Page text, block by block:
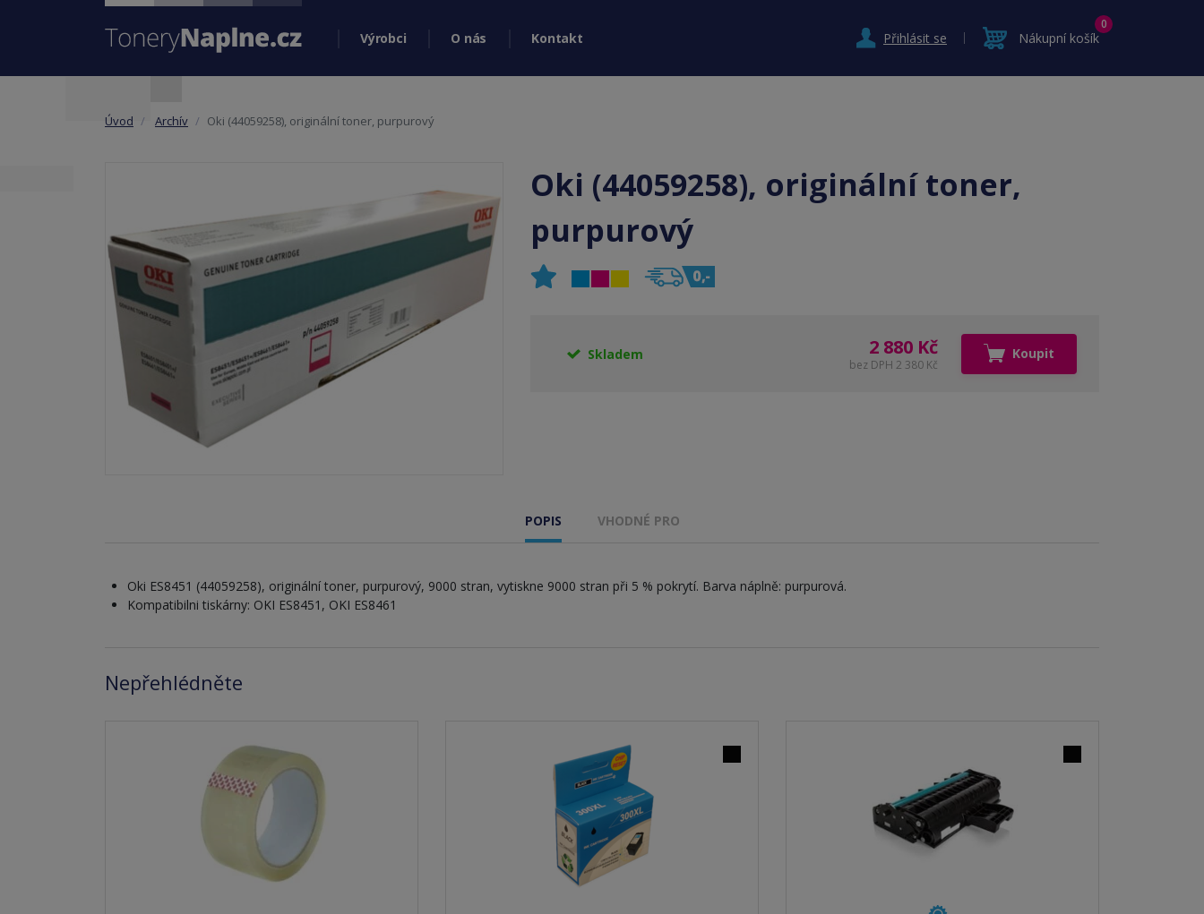
Výrobci O nás Kontakt Přihlásit se Nákupní košík
0
Úvod Archív Oki (44059258), originální toner, purpurový
Oki (44059258), originální toner,
purpurový
Skladem 2 880 Kč
bez DPH 2 380 Kč
Koupit
POPIS VHODNÉ PRO
Oki ES8451 (44059258), originální toner, purpurový, 9000 stran, vytiskne 9000 stran při 5 % pokrytí. Barva náplně: purpurová.
Kompatibilni tiskárny: OKI ES8451, OKI ES8461
Nepřehlédněte